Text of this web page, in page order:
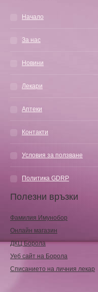
in
in
Начало
За нас
Новини
Лекари
Аптеки
Контакти
Условия за ползване
Политика GDRP
Полезни връзки
Фамилия Имунобор
Онлайн магазин
ДКЦ Борола
Уеб сайт на Борола
Списанието на личния лекар